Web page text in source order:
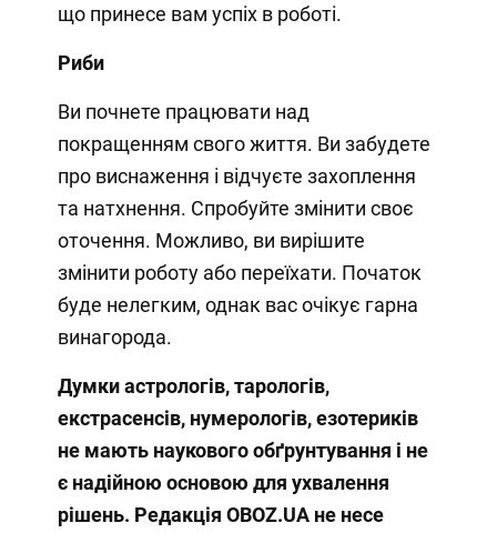
що принесе вам успіх в роботі.
Риби
Ви почнете працювати над
покращенням свого життя. Ви забудете
про виснаження і відчуєте захоплення
та натхнення. Спробуйте змінити своє
оточення. Можливо, ви вирішите
змінити роботу або переїхати. Початок
буде нелегким, однак вас очікує гарна
винагорода.
Думки астрологів, тарологів,
екстрасенсів, нумерологів, езотериків
не мають наукового обґрунтування і не
є надійною основою для ухвалення
рішень. Редакція OBOZ.UA не несе